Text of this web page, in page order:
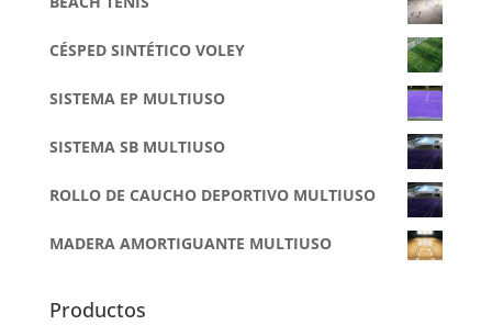
CÉSPED SINTÉTICO VOLEY
SISTEMA EP MULTIUSO
SISTEMA SB MULTIUSO
ROLLO DE CAUCHO DEPORTIVO MULTIUSO
MADERA AMORTIGUANTE MULTIUSO
Productos